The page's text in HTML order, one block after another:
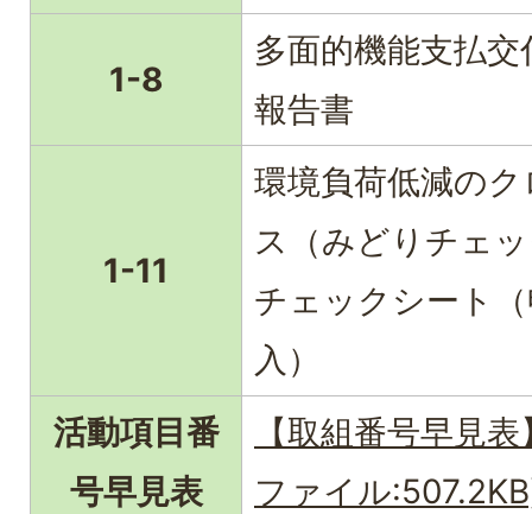
1-8
多面的機能支払
報告書
1-11
環境負荷低減の
ス（みどりチェ
チェックシート
入）
活動項目番
号早見表
【取組番号早見
ファイル